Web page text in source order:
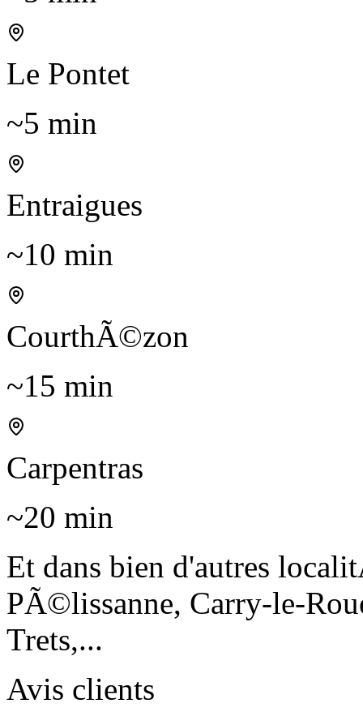
Le Pontet
~5 min
Entraigues
~10 min
CourthÃ©zon
~15 min
Carpentras
~20 min
Et dans bien d'autres
PÃ©lissanne, Carry-le-
Trets,...
Avis clients